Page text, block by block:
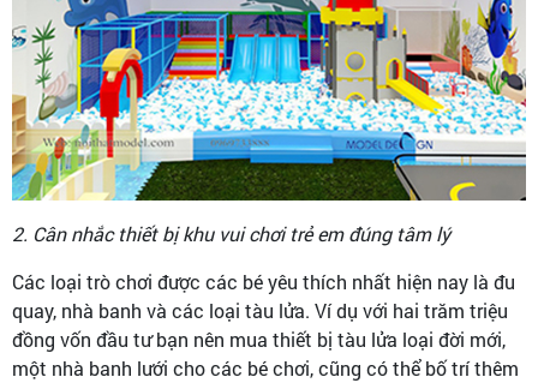
2. Cân nhắc thiết bị khu vui chơi trẻ em đúng tâm lý
Các loại trò chơi được các bé yêu thích nhất hiện nay là đu
quay, nhà banh và các loại tàu lửa. Ví dụ với hai trăm triệu
đồng vốn đầu tư bạn nên mua thiết bị tàu lửa loại đời mới,
một nhà banh lưới cho các bé chơi, cũng có thể bố trí thêm